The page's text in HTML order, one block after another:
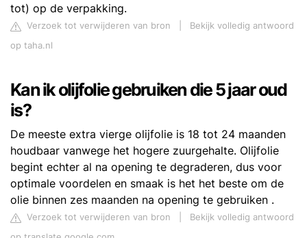
tot) op de verpakking.
Verzoek tot verwijderen van bron
Bekijk volledig antwoord
op taha.nl
Kan ik olijfolie gebruiken die 5 jaar oud
is?
De meeste extra vierge olijfolie is 18 tot 24 maanden
houdbaar vanwege het hogere zuurgehalte. Olijfolie
begint echter al na opening te degraderen, dus voor
optimale voordelen en smaak is het het beste om de
olie binnen zes maanden na opening te gebruiken .
Verzoek tot verwijderen van bron
Bekijk volledig antwoord